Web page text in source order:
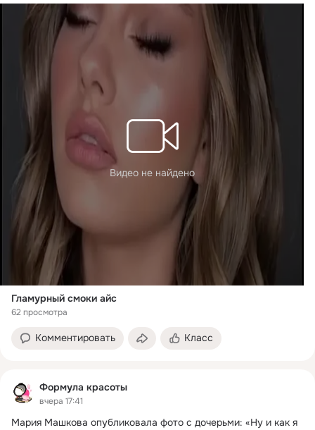
Видео не найдено
Гламурный смоки айс
62 просмотра
Комментировать Класс
Формула красоты
вчера 17:41
Мария Машкова опубликовала фото с дочерьми: «Ну и как я